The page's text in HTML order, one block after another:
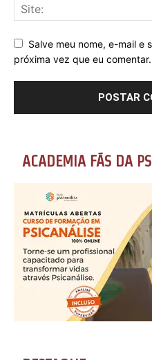
Salve meu nome, e-mail e
próxima vez que eu comentar.
ACADEMIA FÃS DA